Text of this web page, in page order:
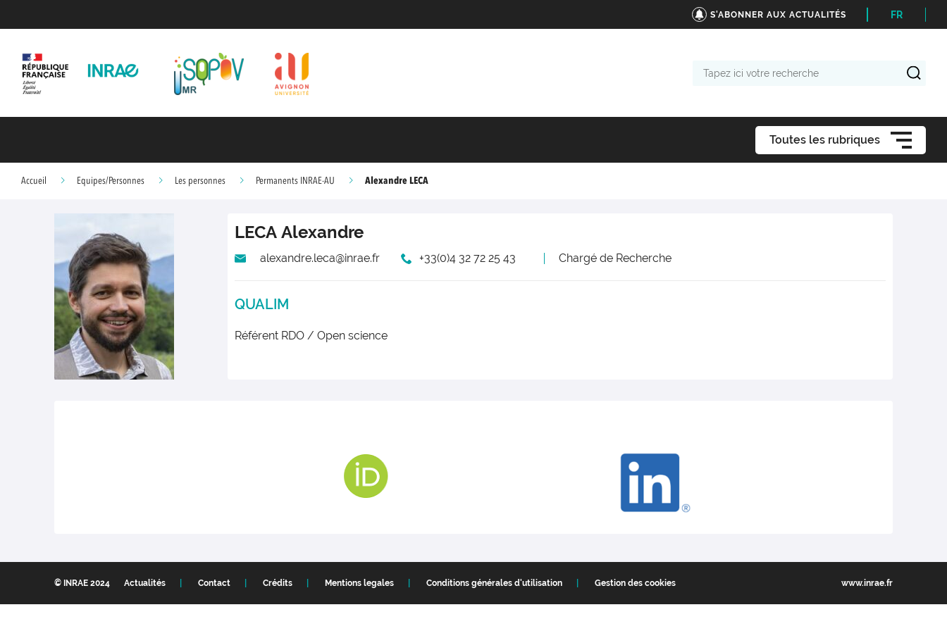
S'ABONNER AUX ACTUALITÉS FR
Toutes les rubriques
Accueil Equipes/Personnes Les personnes Permanents INRAE-AU Alexandre LECA
LECA Alexandre
alexandre.leca@inrae.fr +33(0)4 32 72 25 43 Chargé de Recherche
QUALIM
Référent RDO / Open science
© INRAE 2024 Actualités Contact Crédits Mentions legales Conditions générales d'utilisation Gestion des cookies www.inrae.fr